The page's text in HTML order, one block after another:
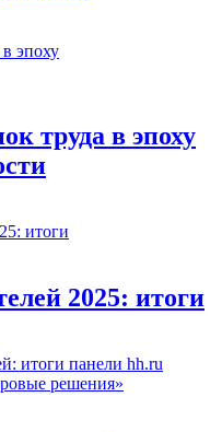
труда в эпоху
2025: итоги